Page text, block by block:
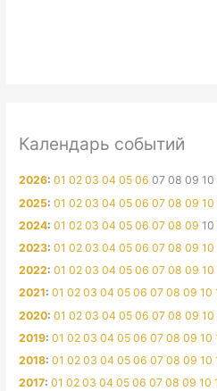
Календарь событий
2026:01 02 03 04 05 06 07 08 09 10
2025:01 02 03 04 05 06 07 08 09 10
2024:01 02 03 04 05 06 07 08 09 10
2023:01 02 03 04 05 06 07 08 09 10
2022:01 02 03 04 05 06 07 08 09 10
2021:01 02 03 04 05 06 07 08 09 10
2020:01 02 03 04 05 06 07 08 09 10
2019:01 02 03 04 05 06 07 08 09 10
2018:01 02 03 04 05 06 07 08 09 10
2017:01 02 03 04 05 06 07 08 09 10